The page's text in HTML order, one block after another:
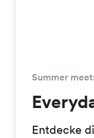
Summer
Entdecke